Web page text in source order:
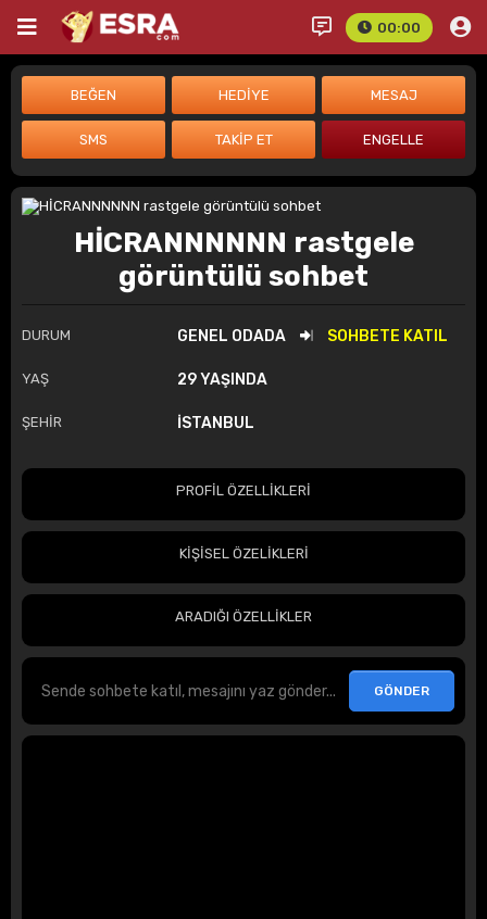
00:00
HİCRANNNNNN rastgele
görüntülü sohbet
DURUM GENEL ODADA SOHBETE KATIL
YAŞ 29 YAŞINDA
ŞEHİR İSTANBUL
PROFİL ÖZELLİKLERİ
KİŞİSEL ÖZELİKLERİ
ARADIĞI ÖZELLİKLER